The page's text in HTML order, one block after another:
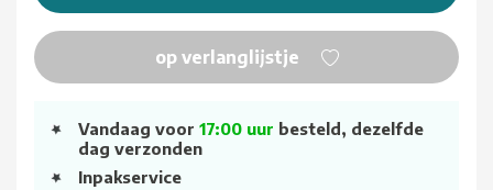
op verlanglijstje
Vandaag voor 17:00 uur besteld, dezelfde
dag verzonden
Inpakservice